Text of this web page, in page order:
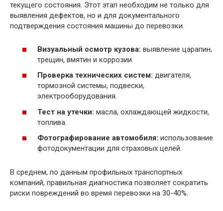
текущего состояния. Этот этап необходим не только для
выявления дефектов, но и для документального
подтверждения состояния машины до перевозки.
Визуальный осмотр кузова: выявление царапин,
трещин, вмятин и коррозии.
Проверка технических систем: двигателя,
тормозной системы, подвески,
электрооборудования.
Тест на утечки: масла, охлаждающей жидкости,
топлива.
Фотографирование автомобиля: использование
фотодокументации для страховых целей.
В среднем, по данным профильных транспортных
компаний, правильная диагностика позволяет сократить
риски повреждений во время перевозки на 30-40%.